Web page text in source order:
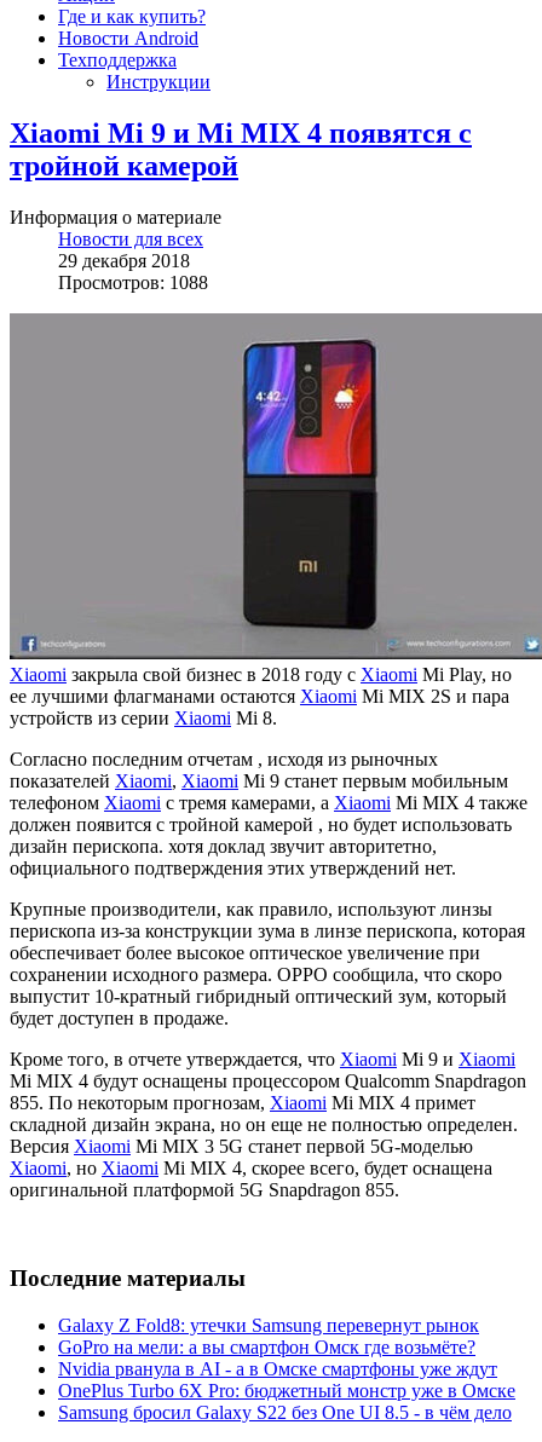
Где и как купить?
Новости Android
Техподдержка
Инструкции
Xiaomi Mi 9 и Mi MIX 4 появятся с
тройной камерой
Информация о материале
Новости для всех
29 декабря 2018
Просмотров: 1088
Xiaomi закрыла свой бизнес в 2018 году с Xiaomi Mi Play, но
ее лучшими флагманами остаются Xiaomi Mi MIX 2S и пара
устройств из серии Xiaomi Mi 8.
Согласно последним отчетам , исходя из рыночных
показателей Xiaomi, Xiaomi Mi 9 станет первым мобильным
телефоном Xiaomi с тремя камерами, а Xiaomi Mi MIX 4 также
должен появится с тройной камерой , но будет использовать
дизайн перископа. хотя доклад звучит авторитетно,
официального подтверждения этих утверждений нет.
Крупные производители, как правило, используют линзы
перископа из-за конструкции зума в линзе перископа, которая
обеспечивает более высокое оптическое увеличение при
сохранении исходного размера. OPPO сообщила, что скоро
выпустит 10-кратный гибридный оптический зум, который
будет доступен в продаже.
Кроме того, в отчете утверждается, что Xiaomi Mi 9 и Xiaomi
Mi MIX 4 будут оснащены процессором Qualcomm Snapdragon
855. По некоторым прогнозам, Xiaomi Mi MIX 4 примет
складной дизайн экрана, но он еще не полностью определен.
Версия Xiaomi Mi MIX 3 5G станет первой 5G-моделью
Xiaomi, но Xiaomi Mi MIX 4, скорее всего, будет оснащена
оригинальной платформой 5G Snapdragon 855.
Последние материалы
Galaxy Z Fold8: утечки Samsung перевернут рынок
GoPro на мели: а вы смартфон Омск где возьмёте?
Nvidia рванула в AI - а в Омске смартфоны уже ждут
OnePlus Turbo 6X Pro: бюджетный монстр уже в Омске
Samsung бросил Galaxy S22 без One UI 8.5 - в чём дело